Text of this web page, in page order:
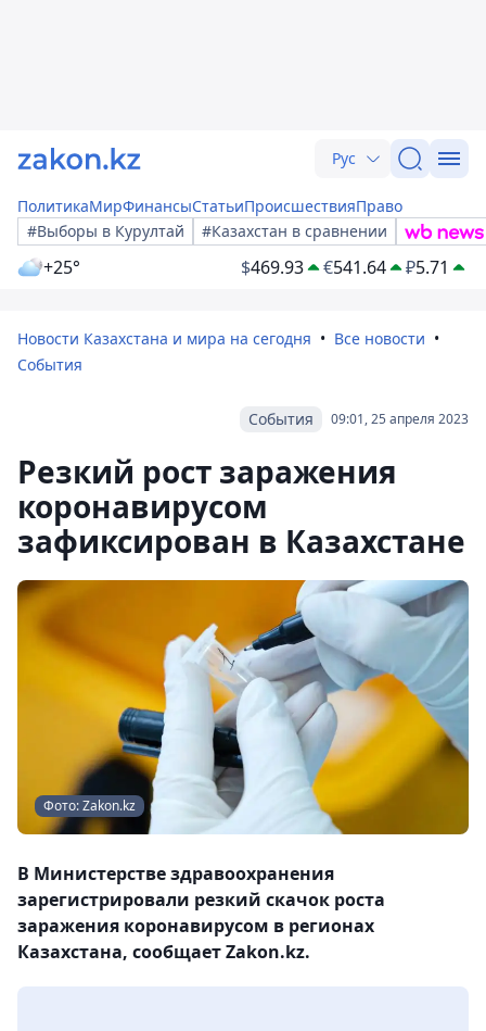
Рус
ПолитикаМирФинансыСтатьиПроисшествияПраво
#Выборы в Курултай
#Казахстан в сравнении
+25° $469.93 €541.64 ₽5.71
Новости Казахстана и мира на сегодня
Все новости
События
09:01, 25 апреля 2023
События
Резкий рост заражения
коронавирусом
зафиксирован в Казахстане
Фото: Zakon.kz
В Министерстве здравоохранения
зарегистрировали резкий скачок роста
заражения коронавирусом в регионах
Казахстана, сообщает Zakon.kz.